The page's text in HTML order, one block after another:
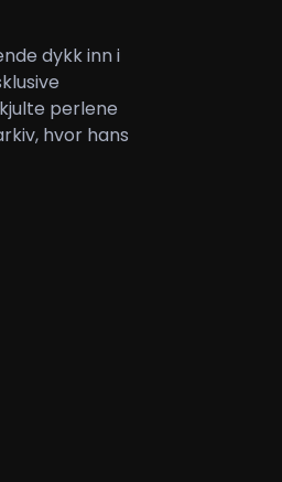
dykk inn i
perlene
hvor hans